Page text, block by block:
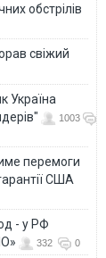
обстрілів
свіжий
Україна
1003
перемоги
США
- у РФ
332 0